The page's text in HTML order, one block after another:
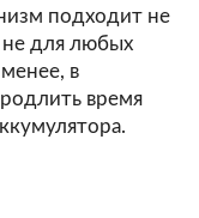
подходит не
не для любых
в
время